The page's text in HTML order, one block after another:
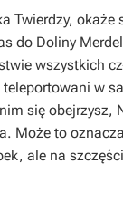
Twierdzy, okaże
do Doliny
wszystkich
w
się obejrzysz,
Może to
ale na